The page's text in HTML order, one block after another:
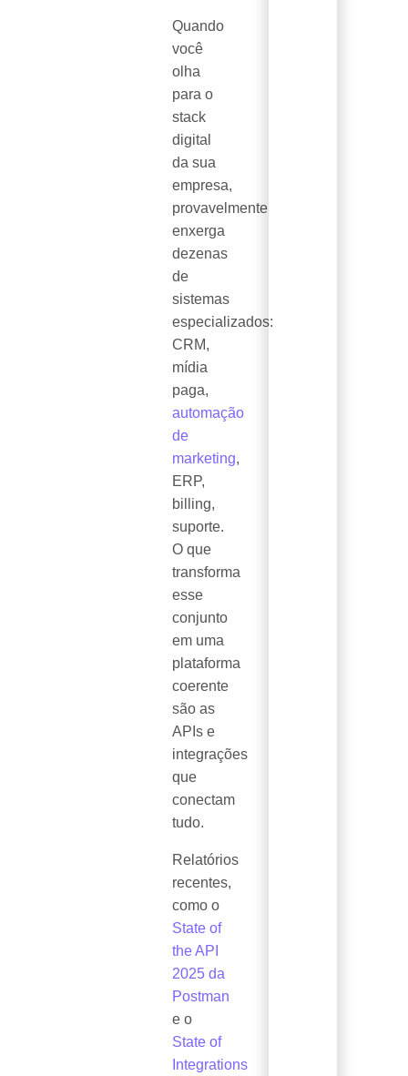
Quando
você
olha
para o
stack
digital
da sua
empresa,
provavelmente
enxerga
dezenas
de
sistemas
especializados:
CRM,
mídia
paga,
automação
de
marketing,
ERP,
billing,
suporte.
O que
transforma
esse
conjunto
em uma
plataforma
coerente
são as
APIs e
integrações
que
conectam
tudo.
Relatórios
recentes,
como o
State of
the API
2025 da
Postman
e o
State of
Integrations